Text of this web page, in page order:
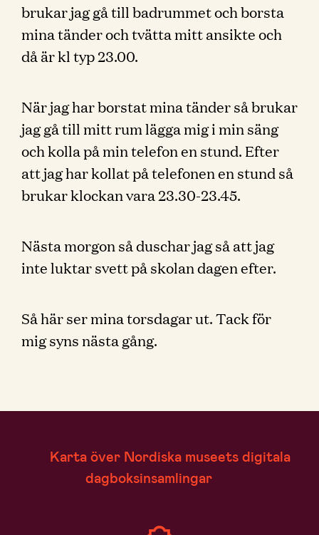
brukar jag gå till badrummet och borsta
mina tänder och tvätta mitt ansikte och
då är kl typ 23.00.
När jag har borstat mina tänder så brukar
jag gå till mitt rum lägga mig i min säng
och kolla på min telefon en stund. Efter
att jag har kollat på telefonen en stund så
brukar klockan vara 23.30-23.45.
Nästa morgon så duschar jag så att jag
inte luktar svett på skolan dagen efter.
Så här ser mina torsdagar ut. Tack för
mig syns nästa gång.
Karta över Nordiska museets digitala
dagboksinsamlingar